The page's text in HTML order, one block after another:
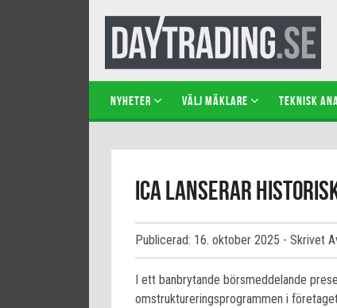
NYHETER VÄLJ MÄKLARE TEKNISK
ICA lanserar
Publicerad: 16. oktober 2025 - Skrivet
I ett banbrytande börsmeddelande
omstruktureringsprogrammen i